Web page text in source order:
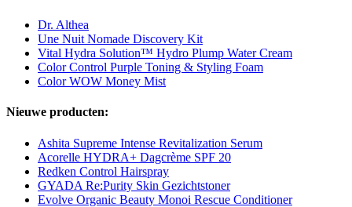
Dr. Althea
Une Nuit Nomade Discovery Kit
Vital Hydra Solution™ Hydro Plump Water Cream
Color Control Purple Toning & Styling Foam
Color WOW Money Mist
Nieuwe producten:
Ashita Supreme Intense Revitalization Serum
Acorelle HYDRA+ Dagcrème SPF 20
Redken Control Hairspray
GYADA Re:Purity Skin Gezichtstoner
Evolve Organic Beauty Monoi Rescue Conditioner